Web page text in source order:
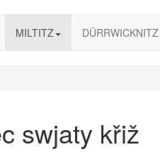
MILTITZ DÜRRWICKNITZ
swjaty křiž